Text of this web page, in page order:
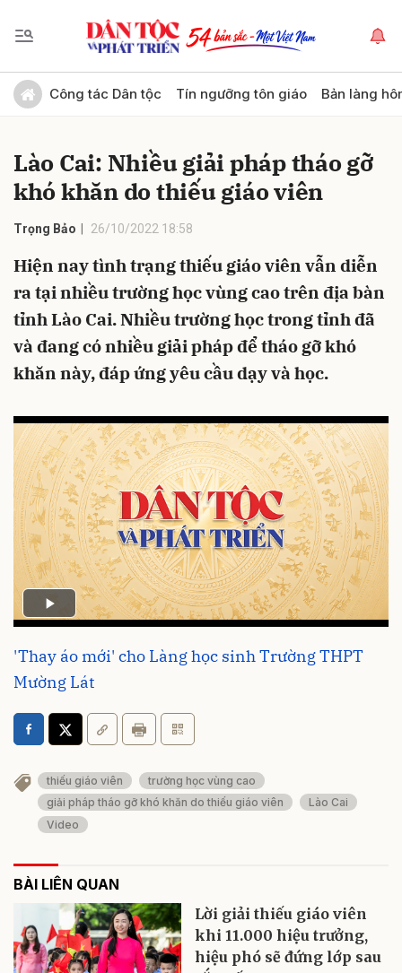
Công tác Dân tộc Tín ngưỡng tôn giáo Bản làng
Lào Cai: Nhiều giải pháp tháo gỡ
khó khăn do thiếu giáo viên
Trọng Bảo 26/10/2022 18:58
Hiện nay tình trạng thiếu giáo viên vẫn diễn
ra tại nhiều trường học vùng cao trên địa bàn
tỉnh Lào Cai. Nhiều trường học trong tỉnh đã
và đang có nhiều giải pháp để tháo gỡ khó
khăn này, đáp ứng yêu cầu dạy và học.
'Thay áo mới' cho Làng học sinh Trường THPT
Mường Lát
thiếu giáo viên
trường học vùng cao
giải pháp tháo gỡ khó khăn do thiếu giáo viên
Lào Cai
Video
BÀI LIÊN QUAN
Lời giải thiếu giáo viên
khi 11.000 hiệu trưởng,
hiệu phó sẽ đứng lớp sau
Gửi bình luận
Hủy Gửi